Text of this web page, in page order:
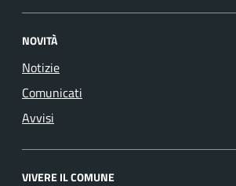
NOVITÀ
Notizie
Comunicati
Avvisi
VIVERE IL COMUNE